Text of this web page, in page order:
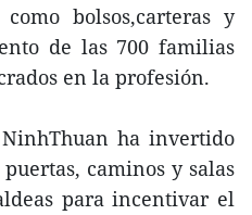
bolsos,carteras y
de las 700 familias
en la profesión.
ha invertido
caminos y salas
para incentivar el